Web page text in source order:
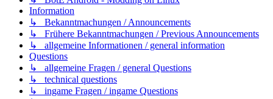
Information
↳ Bekanntmachungen / Announcements
↳ Frühere Bekanntmachungen / Previous Announcements
↳ allgemeine Informationen / general information
Questions
↳ allgemeine Fragen / general Questions
↳ technical questions
↳ ingame Fragen / ingame Questions